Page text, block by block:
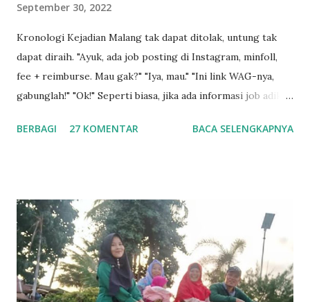
September 30, 2022
Kronologi Kejadian Malang tak dapat ditolak, untung tak
dapat diraih. "Ayuk, ada job posting di Instagram, minfoll,
fee + reimburse. Mau gak?" "Iya, mau." "Ini link WAG-nya,
gabunglah!" "Ok!" Seperti biasa, jika ada informasi job adikku
jika ada info job yang Saya dapatkan maka akan Saya share
kemudian grup sudah dipenuhi dengan chat - teman
termasuk adikku - yang sudah mulai melakukan pemesanan,
mulai dari jenis pesanan (scarf/pasmina, tunik, gamis, Koko
+ sarung, sarimbit couple hingga sarimbit keluarga), ukuran
yang dipesan, hingga segala macam prosedur yang
BERBAGI 27 KOMENTAR BACA SELENGKAPNYA